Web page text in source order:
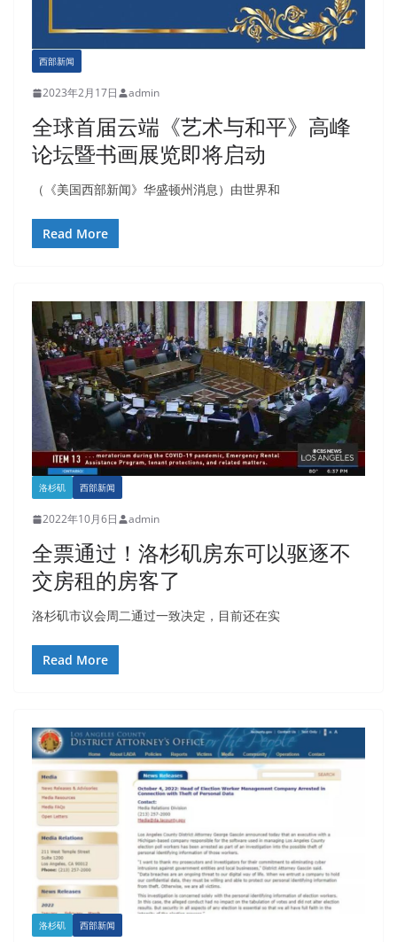
西部新闻
2023年2月17日 admin
全球首届云端《艺术与和平》高峰
论坛暨书画展览即将启动
（《美国西部新闻》华盛顿州消息）由世界和
Read More
洛杉矶 西部新闻
2022年10月6日 admin
全票通过！洛杉矶房东可以驱逐不
交房租的房客了
洛杉矶市议会周二通过一致决定，目前还在实
Read More
洛杉矶 西部新闻